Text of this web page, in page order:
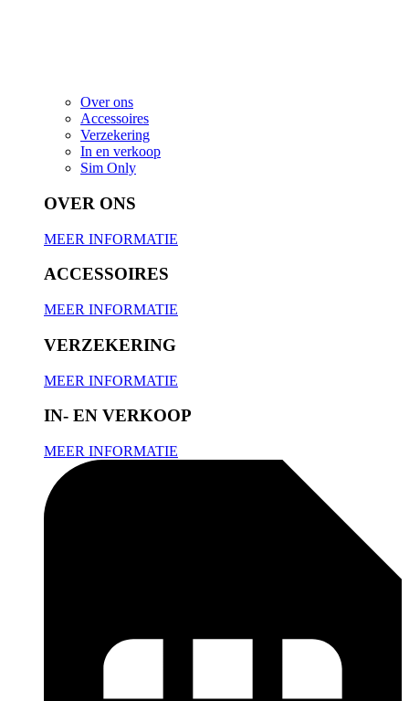
Over ons
Accessoires
Verzekering
In en verkoop
Sim Only
OVER ONS
MEER INFORMATIE
ACCESSOIRES
MEER INFORMATIE
VERZEKERING
MEER INFORMATIE
IN- EN VERKOOP
MEER INFORMATIE